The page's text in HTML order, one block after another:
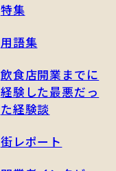
特集
用語集
飲食店開業までに
経験した最悪だっ
た経験談
街レポート